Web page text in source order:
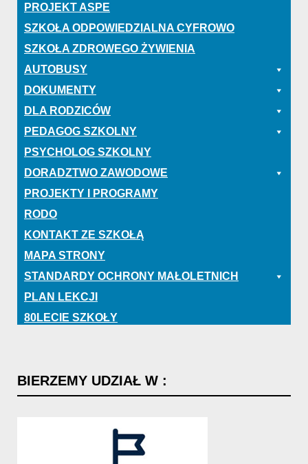
PROJEKT ASPE
SZKOŁA ODPOWIEDZIALNA CYFROWO
SZKOŁA ZDROWEGO ŻYWIENIA
AUTOBUSY
DOKUMENTY
DLA RODZICÓW
PEDAGOG SZKOLNY
PSYCHOLOG SZKOLNY
DORADZTWO ZAWODOWE
PROJEKTY I PROGRAMY
RODO
KONTAKT ZE SZKOŁĄ
MAPA STRONY
STANDARDY OCHRONY MAŁOLETNICH
PLAN LEKCJI
80LECIE SZKOŁY
BIERZEMY UDZIAŁ W :